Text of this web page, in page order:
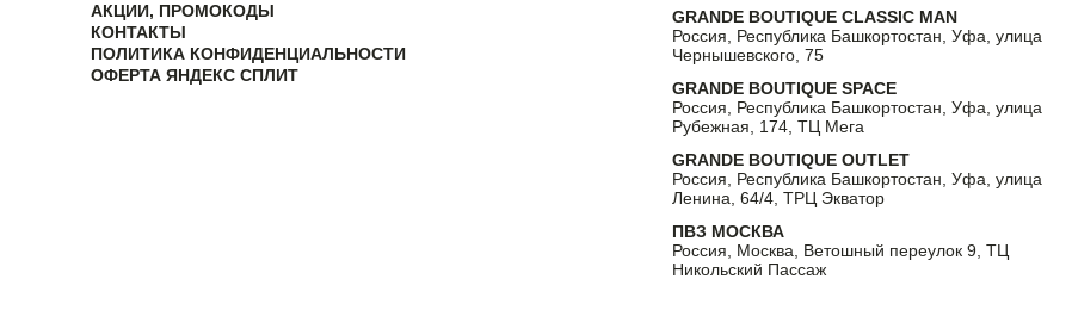
АКЦИИ, ПРОМОКОДЫ
КОНТАКТЫ
ПОЛИТИКА КОНФИДЕНЦИАЛЬНОСТИ
ОФЕРТА ЯНДЕКС СПЛИТ
GRANDE BOUTIQUE CLASSIC MAN
Россия, Республика Башкортостан, Уфа, улица
Чернышевского, 75
GRANDE BOUTIQUE SPACE
Россия, Республика Башкортостан, Уфа, улица
Рубежная, 174, ТЦ Мега
GRANDE BOUTIQUE OUTLET
Россия, Республика Башкортостан, Уфа, улица
Ленина, 64/4, ТРЦ Экватор
ПВЗ МОСКВА
Россия, Москва, Ветошный переулок 9, ТЦ
Никольский Пассаж